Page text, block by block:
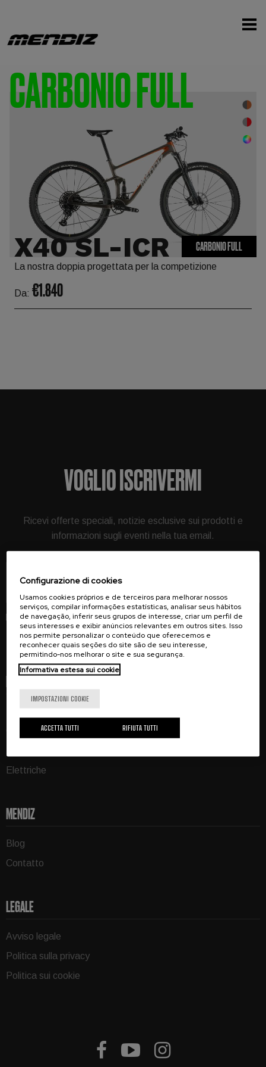
CARBONIO FULL
CARBONIO FULL
X40 SL-ICR
La nostra doppia progettata per la competizione
Da: €1.840
VOGLIO ISCRIVERMI
Ricevi offerte speciali, notizie esclusive sui prodotti e
informazioni sugli eventi nella tua email.
BICICLETTE
Strada
Elettriche
MENDIZ
Blog
Contatto
LEGALE
Avviso legale
Politica sulla privacy
Politica sui cookie
  
Configurazione di cookies
Usamos cookies próprios e de terceiros para melhorar nossos
serviços, compilar informações estatísticas, analisar seus hábitos
de navegação, inferir seus grupos de interesse, criar um perfil de
seus interesses e exibir anúncios relevantes em outros sites. Isso
nos permite personalizar o conteúdo que oferecemos e
reconhecer quais seções do site são de seu interesse,
permitindo-nos melhorar o site e sua segurança.
Informativa estesa sui cookie
IMPOSTAZIONI COOKIE
RIFIUTA TUTTI
ACCETTA TUTTI